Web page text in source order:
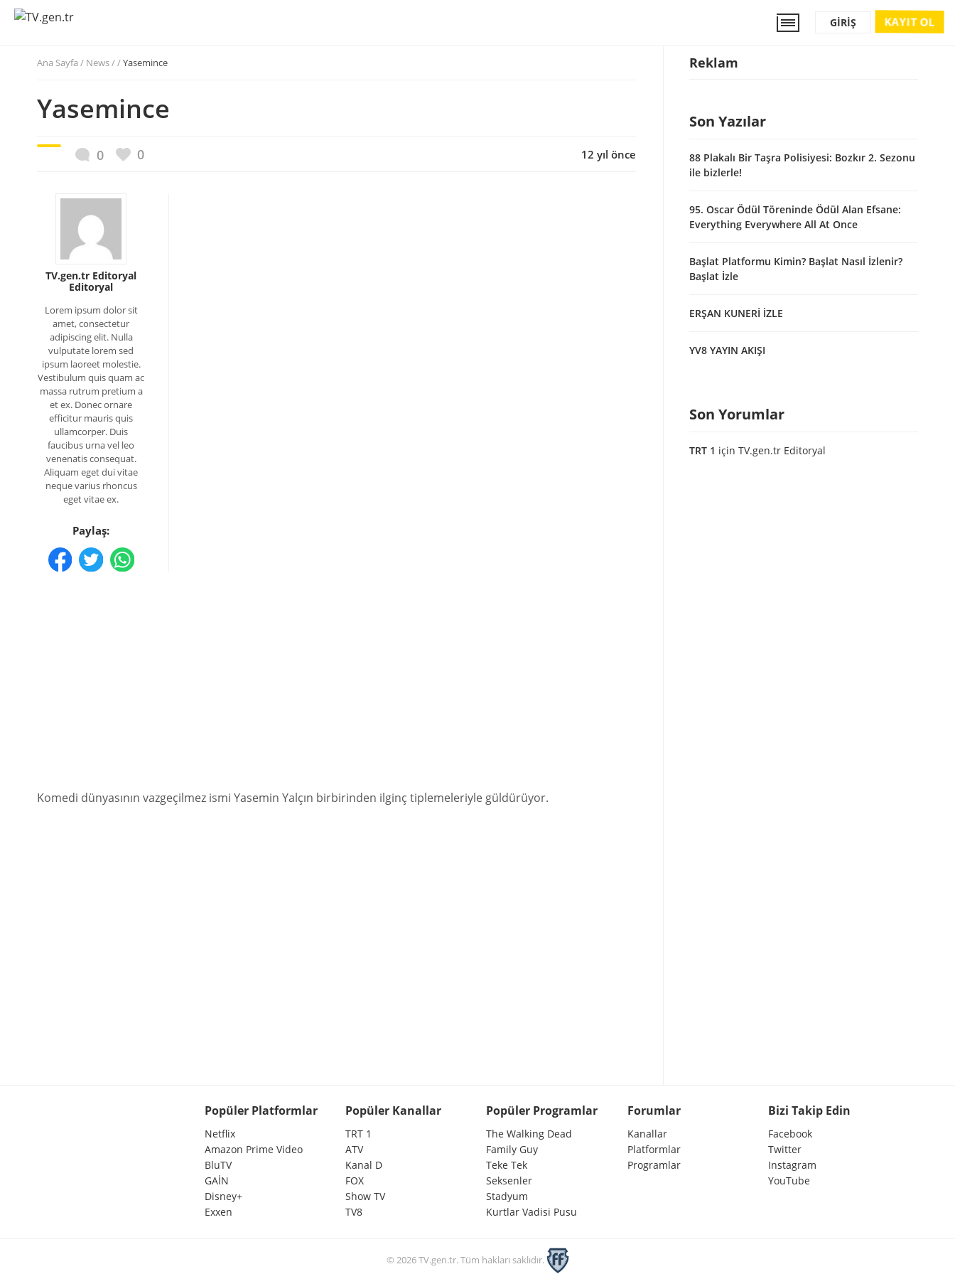
KAYIT OL
GIRIŞ
Ana Sayfa / News / /Yasemince
Yasemince
0 0 12 yıl önce
TV.gen.tr Editoryal
Editoryal
Lorem ipsum dolor sit
amet, consectetur
adipiscing elit. Nulla
vulputate lorem sed
ipsum laoreet molestie.
Vestibulum quis quam ac
massa rutrum pretium a
et ex. Donec ornare
efficitur mauris quis
ullamcorper. Duis
faucibus urna vel leo
venenatis consequat.
Aliquam eget dui vitae
neque varius rhoncus
eget vitae ex.
Paylaş:
Komedi dünyasının vazgeçilmez ismi Yasemin Yalçın birbirinden ilginç tiplemeleriyle güldürüyor.
Reklam
Son Yazılar
88 Plakalı Bir Taşra Polisiyesi: Bozkır 2. Sezonu
ile bizlerle!
95. Oscar Ödül Töreninde Ödül Alan Efsane:
Everything Everywhere All At Once
Başlat Platformu Kimin? Başlat Nasıl İzlenir?
Başlat İzle
ERŞAN KUNERİ İZLE
YV8 YAYIN AKIŞI
Son Yorumlar
TRT 1 için TV.gen.tr Editoryal
Popüler Platformlar
Netflix
Amazon Prime Video
BluTV
GAİN
Disney+
Exxen
Popüler Kanallar
TRT 1
ATV
Kanal D
FOX
Show TV
TV8
Popüler Programlar
The Walking Dead
Family Guy
Teke Tek
Seksenler
Stadyum
Kurtlar Vadisi Pusu
Forumlar
Kanallar
Platformlar
Programlar
Bizi Takip Edin
Facebook
Twitter
Instagram
YouTube
© 2026 TV.gen.tr. Tüm hakları saklıdır.